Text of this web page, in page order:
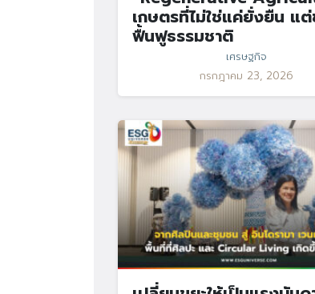
เกษตรที่ไม่ใช่แค่ยั่งยืน แ
ฟื้นฟูธรรมชาติ
เศรษฐกิจ
กรกฎาคม 23, 2026